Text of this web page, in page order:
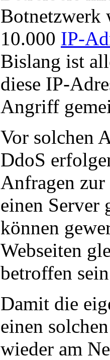
Botnetzwerk
10.000 IP-
Bislang ist
diese IP-
Angriff
Vor solchen
DdoS
Anfragen
einen Server
können
Webseiten
betroffen
Damit die
einen
wieder am